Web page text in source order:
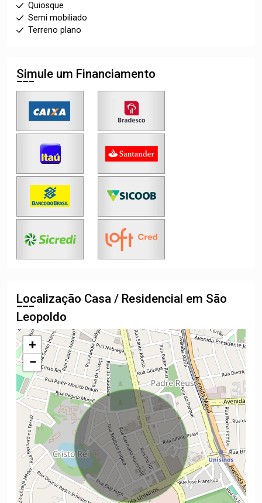
Quiosque
Semi mobiliado
Terreno plano
Simule um Financiamento
Localização Casa / Residencial em São
Leopoldo
+
−